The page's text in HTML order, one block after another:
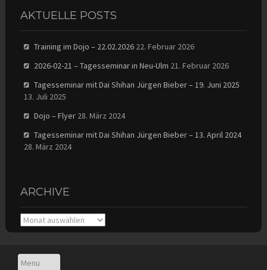
AKTUELLE POSTS
Training im Dojo – 22.02.2026 22. Februar 2026
2026-02-21 – Tagesseminar in Neu-Ulm 21. Februar 2026
Tagesseminar mit Dai Shihan Jürgen Bieber – 19. Juni 2025
13. Juli 2025
Dojo – Flyer 28. März 2024
Tagesseminar mit Dai Shihan Jürgen Bieber – 13. April 2024
28. März 2024
ARCHIVE
Archive